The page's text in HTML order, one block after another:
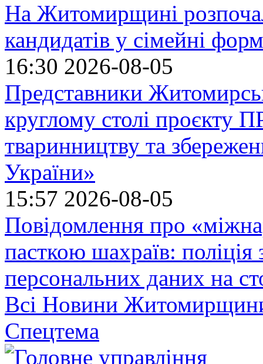
На Житомирщині
кандидатів у сімейні
16:30 2026-08-05
Представники
круглому столі проєкту
тваринництву та
України»
15:57 2026-08-05
Повідомлення про
пасткою шахраїв: поліція
персональних даних на
Всі Новини
Спецтема